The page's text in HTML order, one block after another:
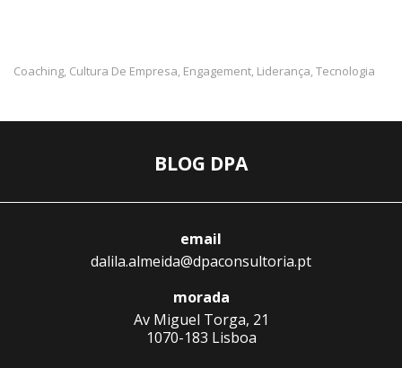
Coaching, Cultura De Empresa, Engagement, Liderança, Tecnologia
BLOG DPA
email
dalila.almeida@dpaconsultoria.pt
morada
Av Miguel Torga, 21
1070-183 Lisboa